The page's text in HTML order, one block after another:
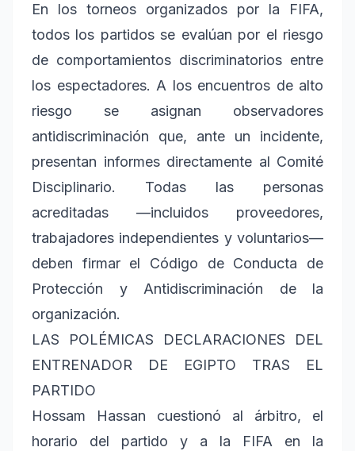
En los torneos organizados por la FIFA,
todos los partidos se evalúan por el riesgo
de comportamientos discriminatorios entre
los espectadores. A los encuentros de alto
riesgo se asignan observadores
antidiscriminación que, ante un incidente,
presentan informes directamente al Comité
Disciplinario. Todas las personas
acreditadas —incluidos proveedores,
trabajadores independientes y voluntarios—
deben firmar el Código de Conducta de
Protección y Antidiscriminación de la
organización.
LAS POLÉMICAS DECLARACIONES DEL
ENTRENADOR DE EGIPTO TRAS EL
PARTIDO
Hossam Hassan cuestionó al árbitro, el
horario del partido y a la FIFA en la